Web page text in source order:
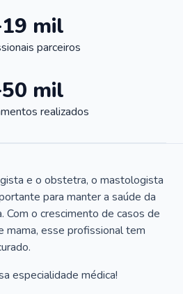
mil
parceiros
mil
realizados
e o obstetra, o mastologista
para manter a saúde da
Com o crescimento de casos de
mama, esse profissional tem
especialidade médica!